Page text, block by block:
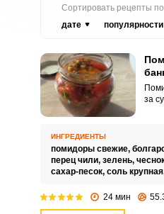
Сортировать рецепты
дате
популярности
за
все
ИНГРЕДИЕНТЫ
помидоры свежие,
перец чили, зелень,
сахар-песок, соль
24 мин